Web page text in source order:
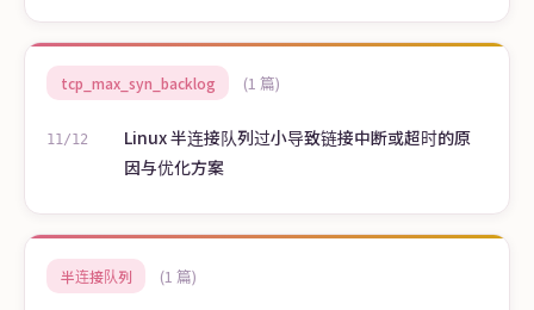
tcp_max_syn_backlog (1 篇)
11/12
Linux 半连接队列过小导致链接中断或超时的原
因与优化方案
半连接队列 (1 篇)